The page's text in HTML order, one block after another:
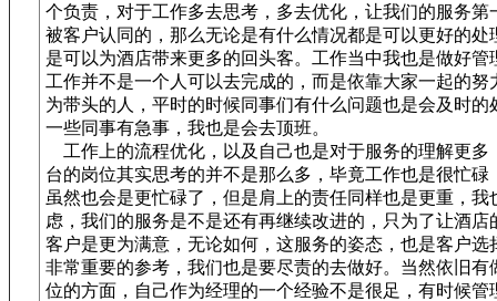
个负责，对于工作多去思考，多去优化，让我们的服务第
被客户认同的，那么无论是有什么情况都是可以更好的处
是可以为酒店带来更多的回头客。工作当中我也是做好管
工作并不是一个人可以去完成的，而是依靠大家一起的努
为带头的人，平时的时候同事们有什么问题也是会及时的
一些同事有急事，我也是会去顶班。
工作上的流程优化，以及自己也是对于服务的理解更多
台的岗位其实思考的并不是那么多，毕竟工作也是很忙碌
虽然也会是更忙碌了，但是肩上的责任同样也是更重，我
虑，我们的服务是不是还有再继续改进的，只为了让酒店
客户是更为满意，无论如何，这服务的姿态，也是客户选
非常重要的参考，我们也是要尽责的去做好。当然依旧有
位的方面，自己作为经理的一个经验不是很足，有时候管